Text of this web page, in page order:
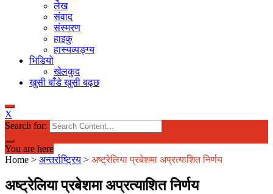
लेख
संवाद
संस्मरण
हाइकु
हास्यव्यङ्ग्य
भिडियो
खेलकुद
खुसी बाँडे खुसी बढ्छ
X
Search for:
You are here
Home > अन्तर्राष्ट्रिय > अष्ट्रेलिया प्रबेशमा अप्रत्याशित निर्णय
अष्ट्रेलिया प्रबेशमा अप्रत्याशित निर्णय